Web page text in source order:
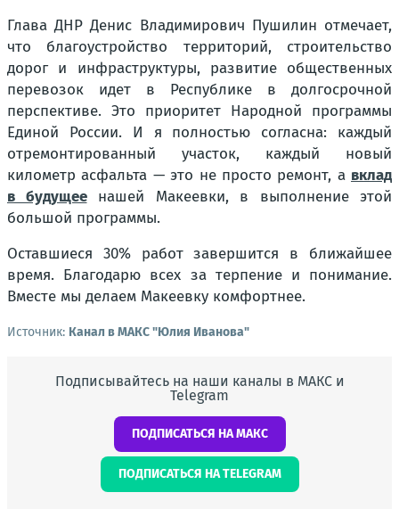
Глава ДНР Денис Владимирович Пушилин отмечает,
что благоустройство территорий, строительство
дорог и инфраструктуры, развитие общественных
перевозок идет в Республике в долгосрочной
перспективе. Это приоритет Народной программы
Единой России. И я полностью согласна: каждый
отремонтированный участок, каждый новый
километр асфальта — это не просто ремонт, а вклад
в будущеенашей Макеевки, в выполнение этой
большой программы.
Оставшиеся 30% работ завершится в ближайшее
время. Благодарю всех за терпение и понимание.
Вместе мы делаем Макеевку комфортнее.
Источник: Канал в МАКС "Юлия Иванова"
Подписывайтесь на наши каналы в МАКС и
Telegram
ПОДПИСАТЬСЯ НА МАКС
ПОДПИСАТЬСЯ НА TELEGRAM